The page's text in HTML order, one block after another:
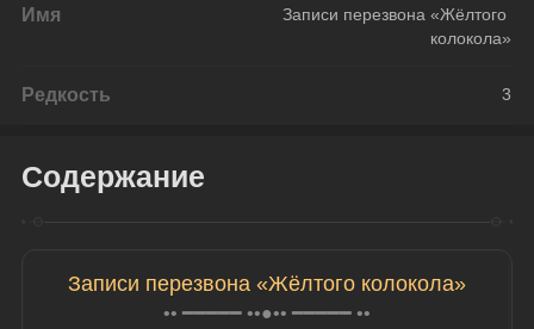
Имя
Записи перезвона «Жёлтого
колокола»
Редкость 3
Содержание
Записи перезвона «Жёлтого колокола»
•• ━━━━━ ••●•• ━━━━━ ••